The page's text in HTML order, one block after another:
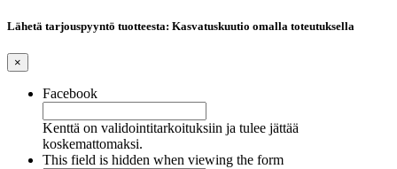
Lähetä tarjouspyyntö tuotteesta: Kasvatuskuutio omalla toteutuksella
×
Facebook
Kenttä on validointitarkoituksiin ja tulee jättää
koskemattomaksi.
This field is hidden when viewing the form